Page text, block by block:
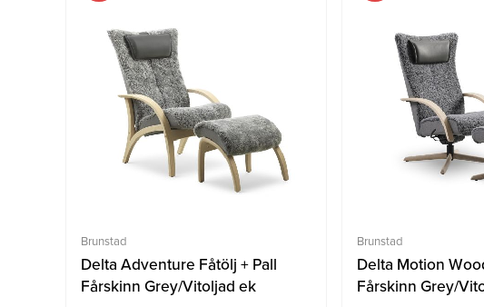
Brunstad
Delta Adventure Fåtölj + Pall
Fårskinn Grey/Vitoljad ek
Brunstad
Delta Motion
Fårskinn Grey/